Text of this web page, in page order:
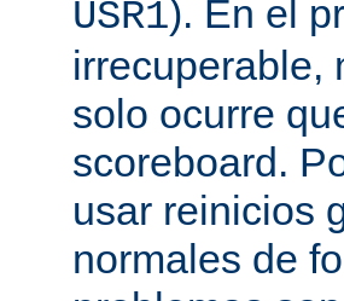
USR1). En el
irrecuperable,
solo ocurre
scoreboard.
usar reinicios
normales de